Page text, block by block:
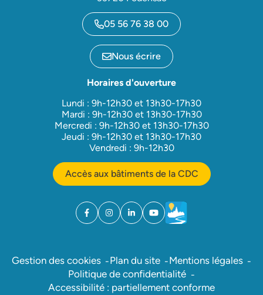
05 56 76 38 00
Nous écrire
Horaires d'ouverture
Lundi : 9h-12h30 et 13h30-17h30
Mardi : 9h-12h30 et 13h30-17h30
Mercredi : 9h-12h30 et 13h30-17h30
Jeudi : 9h-12h30 et 13h30-17h30
Vendredi : 9h-12h30
Accès aux bâtiments de la CDC
Facebook
(ouverture dans un nouvel onglet)
Instagram
(ouverture dans un nouvel onglet)
Linkedin
(ouverture dans un nouvel onglet)
YouTube
(ouverture dans un nouvel
Météo
(ouverture dans un
Gestion des cookies Plan du site
Mentions légales
Politique de confidentialité
Accessibilité : partiellement conforme